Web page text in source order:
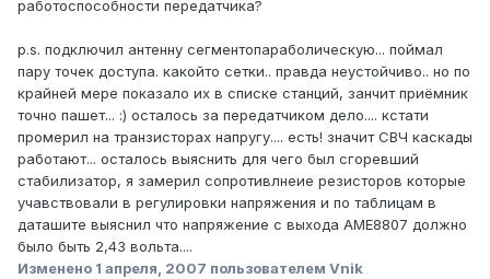
работоспособности передатчика?
p.s. подключил антенну сегментопараболическую... поймал
пару точек доступа. какойто сетки.. правда неустойчиво.. но по
крайней мере показало их в списке станций, занчит приёмник
точно пашет... :) осталось за передатчиком дело.... кстати
промерил на транзисторах напругу.... есть! значит СВЧ каскады
работают... осталось выяснить для чего был сгоревший
стабилизатор, я замерил сопротивлнеие резисторов которые
учавствовали в регулировки напряжения и по таблицам в
даташите выяснил что напряжение с выхода АМЕ8807 должно
было быть 2,43 вольта....
Изменено 1 апреля, 2007 пользователем Vnik